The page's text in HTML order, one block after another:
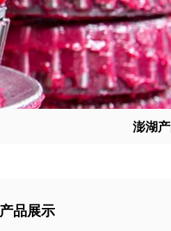
澎湖
品展示